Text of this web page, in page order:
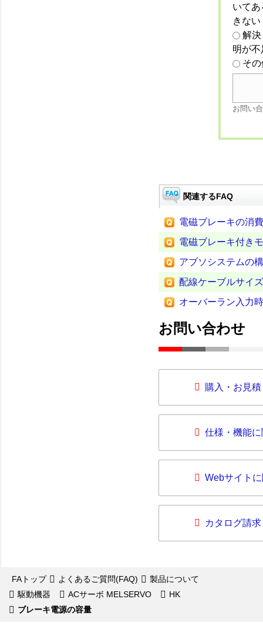
いて
きない
解
明が
そ
お問い
関連するFAQ
電磁ブレーキの消
電磁ブレーキ付き
アブソシステムの
配線ケーブルサイ
オーバーラン入力
お問い合わせ
購入・お見
仕様・機能
Webサイト
カタログ請求
FAトップ よくあるご質問(FAQ)
製品について
駆動機器
ACサーボ MELSERVO
HK
ブレーキ電源の容量